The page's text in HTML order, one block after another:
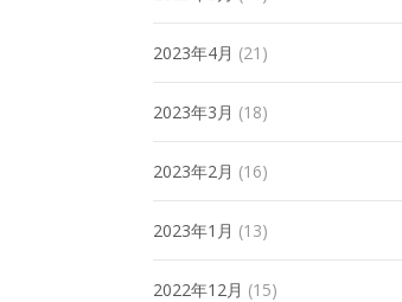
2023年4月 (21)
2023年3月 (18)
2023年2月 (16)
2023年1月 (13)
2022年12月 (15)